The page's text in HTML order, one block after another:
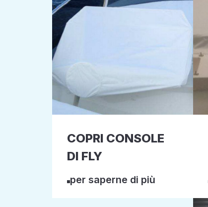
COPRI CONSOLE
DI FLY
per saperne di più